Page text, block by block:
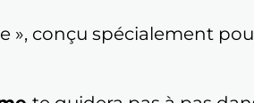
», conçu spécialement